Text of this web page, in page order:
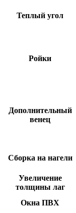
Теплый угол
Ройки
Дополнительный
венец
Сборка на нагели
Увеличение
толщины лаг
Окна ПВХ